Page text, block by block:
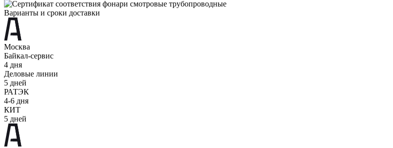
Варианты и сроки доставки
Москва
Байкал-сервис
4 дня
Деловые линии
5 дней
РАТЭК
4-6 дня
КИТ
5 дней